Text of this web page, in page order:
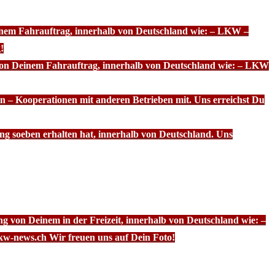
Fahrauftrag, innerhalb von Deutschland wie: – LKW –
Deinem Fahrauftrag, innerhalb von Deutschland wie: – LKW
– Kooperationen mit anderen Betrieben mit. Uns erreichst Du
soeben erhalten hat, innerhalb von Deutschland. Uns
von Deinem in der Freizeit, innerhalb von Deutschland wie: –
news.ch Wir freuen uns auf Dein Foto!